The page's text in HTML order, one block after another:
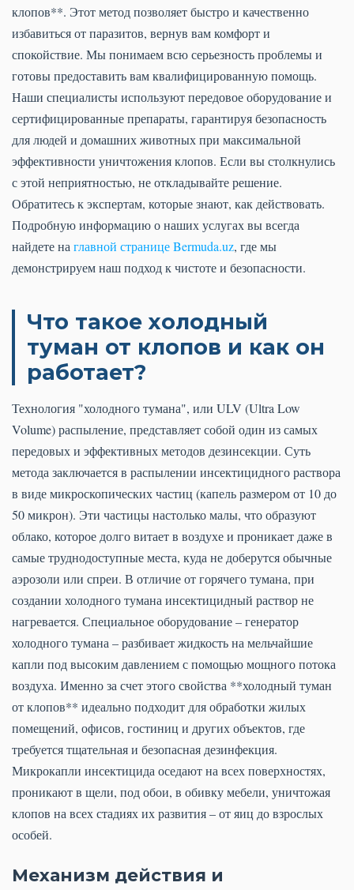
клопов**. Этот метод позволяет быстро и качественно
избавиться от паразитов, вернув вам комфорт и
спокойствие. Мы понимаем всю серьезность проблемы и
готовы предоставить вам квалифицированную помощь.
Наши специалисты используют передовое оборудование и
сертифицированные препараты, гарантируя безопасность
для людей и домашних животных при максимальной
эффективности уничтожения клопов. Если вы столкнулись
с этой неприятностью, не откладывайте решение.
Обратитесь к экспертам, которые знают, как действовать.
Подробную информацию о наших услугах вы всегда
найдете наглавной странице Bermuda.uz, где мы
демонстрируем наш подход к чистоте и безопасности.
Что такое холодный
туман от клопов и как он
работает?
Технология "холодного тумана", или ULV (Ultra Low
Volume) распыление, представляет собой один из самых
передовых и эффективных методов дезинсекции. Суть
метода заключается в распылении инсектицидного раствора
в виде микроскопических частиц (капель размером от 10 до
50 микрон). Эти частицы настолько малы, что образуют
облако, которое долго витает в воздухе и проникает даже в
самые труднодоступные места, куда не доберутся обычные
аэрозоли или спреи. В отличие от горячего тумана, при
создании холодного тумана инсектицидный раствор не
нагревается. Специальное оборудование – генератор
холодного тумана – разбивает жидкость на мельчайшие
капли под высоким давлением с помощью мощного потока
воздуха. Именно за счет этого свойства **холодный туман
от клопов** идеально подходит для обработки жилых
помещений, офисов, гостиниц и других объектов, где
требуется тщательная и безопасная дезинфекция.
Микрокапли инсектицида оседают на всех поверхностях,
проникают в щели, под обои, в обивку мебели, уничтожая
клопов на всех стадиях их развития – от яиц до взрослых
особей.
Механизм действия и